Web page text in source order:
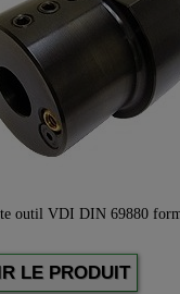
outil VDI DIN 69880
LE PRODUIT